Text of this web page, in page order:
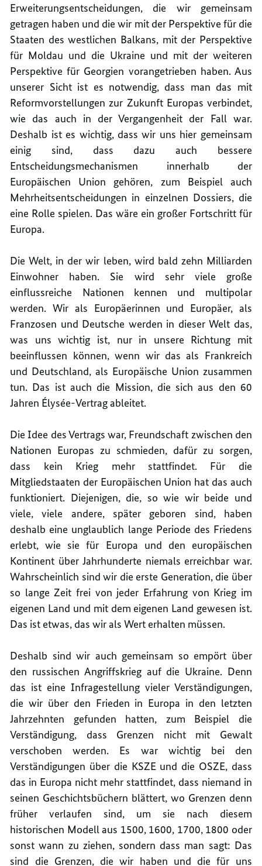
Erweiterungsentscheidungen, die wir gemeinsam
getragen haben und die wir mit der Perspektive für die
Staaten des westlichen Balkans, mit der Perspektive
für Moldau und die Ukraine und mit der weiteren
Perspektive für Georgien vorangetrieben haben. Aus
unserer Sicht ist es notwendig, dass man das mit
Reformvorstellungen zur Zukunft Europas verbindet,
wie das auch in der Vergangenheit der Fall war.
Deshalb ist es wichtig, dass wir uns hier gemeinsam
einig sind, dass dazu auch bessere
Entscheidungsmechanismen innerhalb der
Europäischen Union gehören, zum Beispiel auch
Mehrheitsentscheidungen in einzelnen Dossiers, die
eine Rolle spielen. Das wäre ein großer Fortschritt für
Europa.
Die Welt, in der wir leben, wird bald zehn Milliarden
Einwohner haben. Sie wird sehr viele große
einflussreiche Nationen kennen und multipolar
werden. Wir als Europäerinnen und Europäer, als
Franzosen und Deutsche werden in dieser Welt das,
was uns wichtig ist, nur in unsere Richtung mit
beeinflussen können, wenn wir das als Frankreich
und Deutschland, als Europäische Union zusammen
tun. Das ist auch die Mission, die sich aus den 60
Jahren Élysée-Vertrag ableitet.
Die Idee des Vertrags war, Freundschaft zwischen den
Nationen Europas zu schmieden, dafür zu sorgen,
dass kein Krieg mehr stattfindet. Für die
Mitgliedstaaten der Europäischen Union hat das auch
funktioniert. Diejenigen, die, so wie wir beide und
viele, viele andere, später geboren sind, haben
deshalb eine unglaublich lange Periode des Friedens
erlebt, wie sie für Europa und den europäischen
Kontinent über Jahrhunderte niemals erreichbar war.
Wahrscheinlich sind wir die erste Generation, die über
so lange Zeit frei von jeder Erfahrung von Krieg im
eigenen Land und mit dem eigenen Land gewesen ist.
Das ist etwas, das wir als Wert erhalten müssen.
Deshalb sind wir auch gemeinsam so empört über
den russischen Angriffskrieg auf die Ukraine. Denn
das ist eine Infragestellung vieler Verständigungen,
die wir über den Frieden in Europa in den letzten
Jahrzehnten gefunden hatten, zum Beispiel die
Verständigung, dass Grenzen nicht mit Gewalt
verschoben werden. Es war wichtig bei den
Verständigungen über die KSZE und die OSZE, dass
das in Europa nicht mehr stattfindet, dass niemand in
seinen Geschichtsbüchern blättert, wo Grenzen denn
früher verlaufen sind, um sie nach diesem
historischen Modell aus 1500, 1600, 1700, 1800 oder
sonst wann zu ziehen, sondern dass man sagt: Das
sind die Grenzen, die wir haben und die für uns